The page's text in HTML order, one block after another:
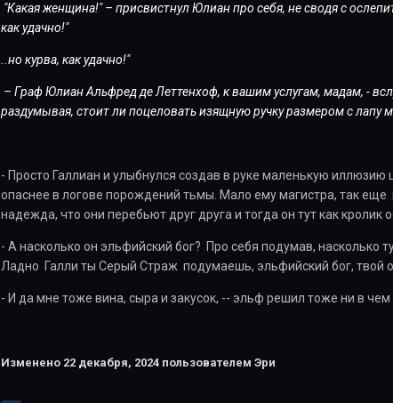
"Какая женщина!" – присвистнул Юлиан про себя, не сводя с
как удачно!"
..но курва, как удачно!"
– Граф Юлиан Альфред де Леттенхоф, к вашим услугам, мадам, -
раздумывая, стоит ли поцеловать изящную ручку размером с лапу
- Просто Галлиан и улыбнулся создав в руке маленькую иллюзию
опаснее в логове порождений тьмы. Мало ему магистра, так еще
надежда, что они перебьют друг друга и тогда он тут как кролик
- А насколько он эльфийский бог? Про себя подумав, насколько
Ладно Галли ты Серый Страж подумаешь, эльфийский бог, твой
- И да мне тоже вина, сыра и закусок, -- эльф решил тоже ни в чем
Изменено 22 декабря, 2024пользователем Эри